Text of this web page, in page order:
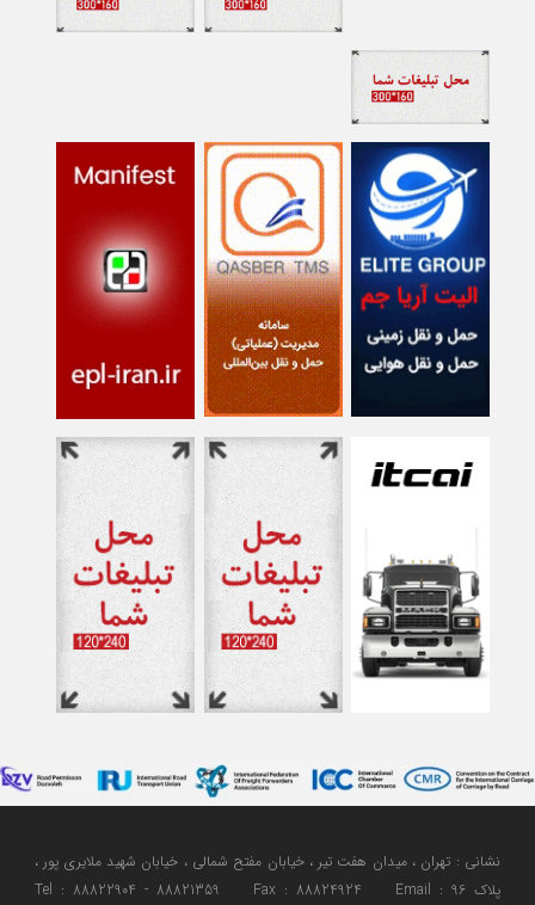
نشانی : تهران ، میدان هفت تیر ، خیابان مفتح شمالی ، خیابان شهید ملایری پور ،
پلاک 96 Tel : 88822904 - 88821359 Fax : 88824924 Email :